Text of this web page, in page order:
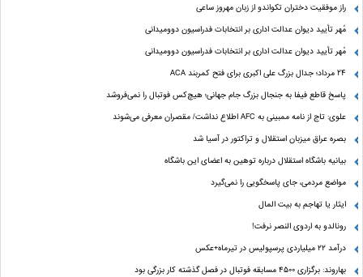
راز موفقیت دختران تکواندو از زبان مهروز ساعی
مُهر تأیید دیوان عدالت اداری بر انتخابات فدراسیون دوومیدانی
مُهر تأیید دیوان عدالت اداری بر انتخابات فدراسیون دوومیدانی
24 مرداد؛ جدال بزرگ علی‌ اکبری برای فتح کمربند ACA
پاسخ قاطع فیفا به جنجال بزرگ جام جهانی؛ هیچ‌کس فوتبال را نمی‌فروشد
علوی: تاج از نامه ممبینی به AFC اطلاع نداشت/ مقصران معرفی می‌شوند
بصره عراق میزبان استقلال و تراکتور در آسیا شد
بیانیه باشگاه استقلال درباره توهین به اعضای این باشگاه
مواضع مردمی، جای پاسخگویی را نمی‌گیرد
ایثار یا تهاجم به بیت المال
رونالدو به اردوی النصر نرفت!
درآمد ۲۲ میلیاردی پرسپولیس در تیرماه+عکس
بهاروند: برگزاری ۴۵۰۰ مسابقه فوتبال در فصل گذشته کار بزرگی بود